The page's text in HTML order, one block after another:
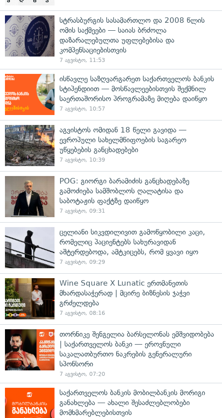
სტრასბურგის სასამართლო და 2008 წლის
ომის საქმეები — საიას ბრძოლა
დაზარალებულთა უფლებებისა და
კომპენსაციებისთვის
7 აგვისტო, 11:53
ისწავლე საზღვარგარეთ საქართველოს ბანკის
სტიპენდიით — მოსწავლეებისთვის შექმნილ
საერთაშორისო პროგრამაზე მიღება დაიწყო
7 აგვისტო, 10:57
აგვისტოს ომიდან 18 წელი გავიდა —
ევროპული სახელმწიფოების საგარეო
უწყებების განცხადებები
7 აგვისტო, 10:39
POG: გიორგი ბარამიძის განცხადებაზე
გამოძიება სამშობლოს ღალატისა და
საბოტაჟის ფაქტზე დაიწყო
7 აგვისტო, 09:31
ცელიანი სიკვდილივით გამოწყობილი კაცი,
რომელიც პაციენტებს სახურავიდან
აშტერდებოდა, ამტკიცებს, რომ ყვავი იყო
7 აგვისტო, 09:29
Wine Square X Lunatic ერთმანეთის
მხარდასაჭერად | მცირე ბიზნესის ჯაჭვი
გრძელდება
7 აგვისტო, 08:16
თორნიკე შენგელია ბარსელონას ემშვიდობება
| საქართველოს ბანკი — ეროვნული
საკალათბურთო ნაკრების გენერალური
სპონსორი
7 აგვისტო, 07:20
საქართველოს ბანკის მობილბანკის მორიგი
განახლება — ახალი შესაძლებლობები
მომხმარებლებისთვის